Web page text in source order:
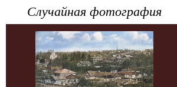
Случайная фотография